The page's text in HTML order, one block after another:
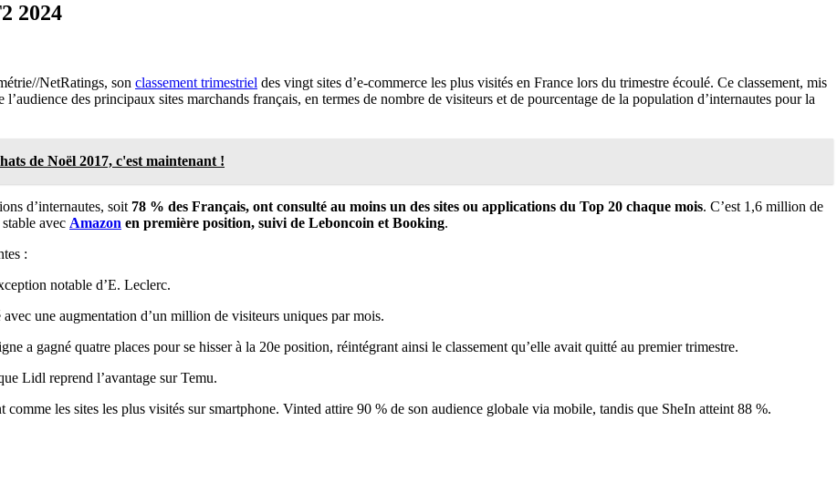
2024
NetRatings, son classement trimestriel des vingt sites d’e-commerce les plus visités en France lors du trimestre écoulé. Ce classement, mis
des principaux sites marchands français, en termes de nombre de visiteurs et de pourcentage de la population d’internautes pour la
de Noël 2017, c'est maintenant !
d’internautes, soit 78 % des Français, ont consulté au moins un des sites ou applications du Top 20 chaque mois. C’est 1,6 million de
avec Amazon en première position, suivi de Leboncoin et Booking.
:
notable d’E. Leclerc.
une augmentation d’un million de visiteurs uniques par mois.
a gagné quatre places pour se hisser à la 20e position, réintégrant ainsi le classement qu’elle avait quitté au premier trimestre.
Lidl reprend l’avantage sur Temu.
les sites les plus visités sur smartphone. Vinted attire 90 % de son audience globale via mobile, tandis que SheIn atteint 88 %.